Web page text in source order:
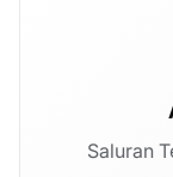
Saluran